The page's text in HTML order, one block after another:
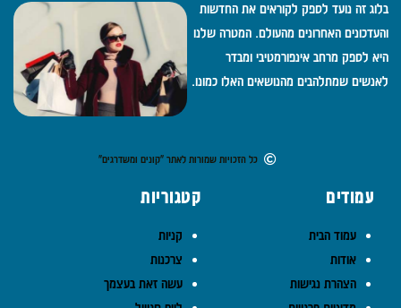
בלוג זה נועד לספק לקוראים את החדשות
והעדכונים האחרונים מהעולם. המטרה שלנו
היא לספק מרחב אינפורמטיבי ומבדר
לאנשים שמתלהבים מהנושאים האלו כמונו.
כל הזכויות שמורות לאתר "קונים ומשדרגים"
עמודים
עמוד הבית
אודות
הצהרת נגישות
קטגוריות
קניות
צרכנות
עשה זאת בעצמך